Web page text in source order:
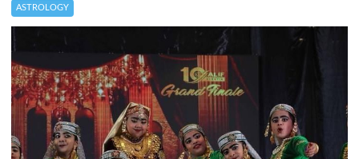
ASTROLOGY